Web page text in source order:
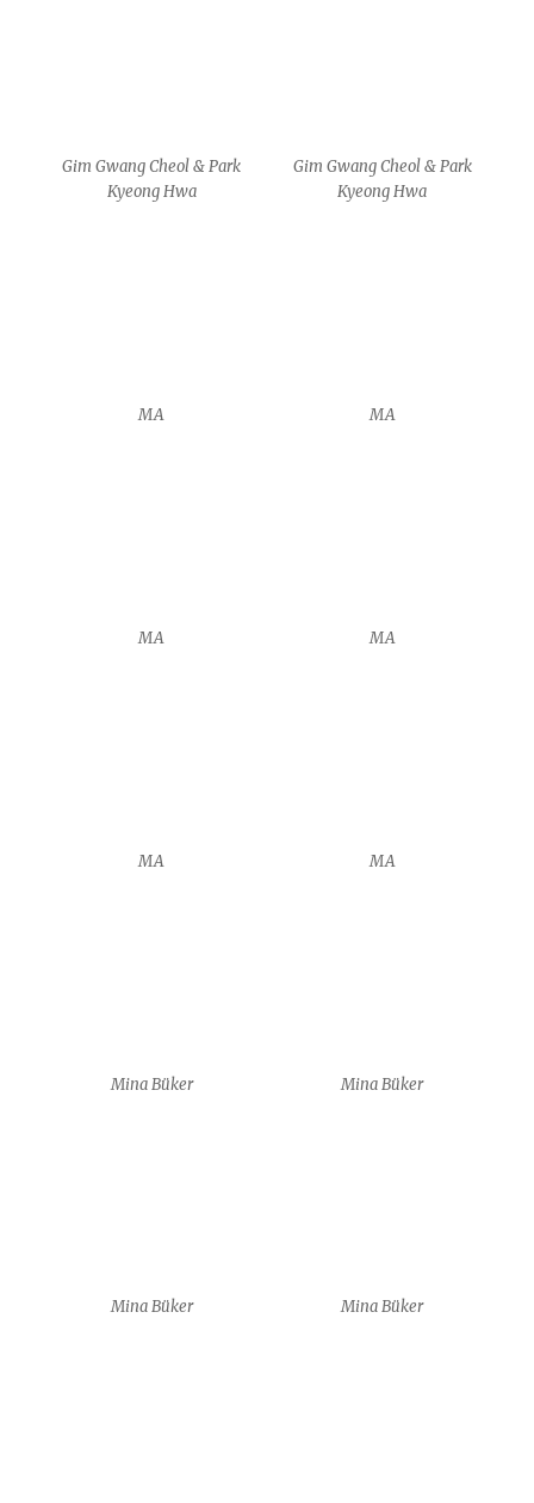
Gim Gwang Cheol & Park
Kyeong Hwa
Gim Gwang Cheol & Park
Kyeong Hwa
MA MA
MA MA
MA MA
Mina Büker Mina Büker
Mina Büker Mina Büker